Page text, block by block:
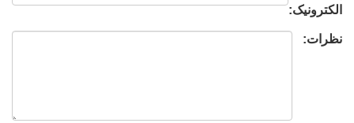
الکترونیک:
نظرات: